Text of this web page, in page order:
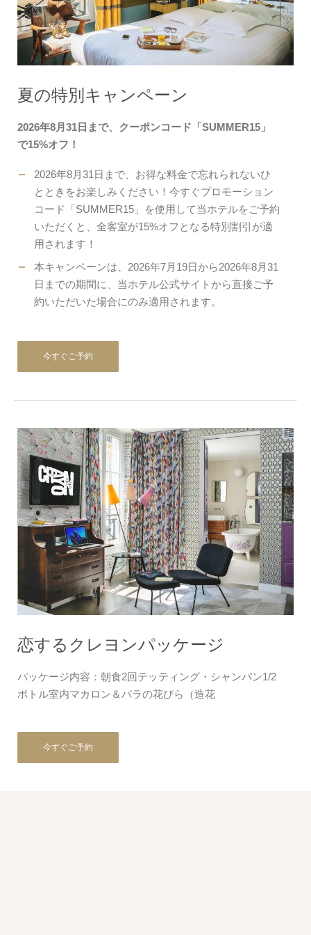
夏の特別キャンペーン
2026年8月31日まで、クーポンコード「SUMMER15」
で15%オフ！‍
2026年8月31日まで、お得な料金で忘れられないひ
とときをお楽しみください！今すぐプロモーション
コード「SUMMER15」を使用して当ホテルをご予約
いただくと、全客室が15%オフとなる特別割引が適
用されます！
本キャンペーンは、2026年7月19日から2026年8月31
日までの期間に、当ホテル公式サイトから直接ご予
約いただいた場合にのみ適用されます。
今すぐご予約
恋するクレヨンパッケージ
パッケージ内容：朝食2回テッティング・シャンパン1/2
ボトル室内マカロン＆バラの花びら（造花
今すぐご予約